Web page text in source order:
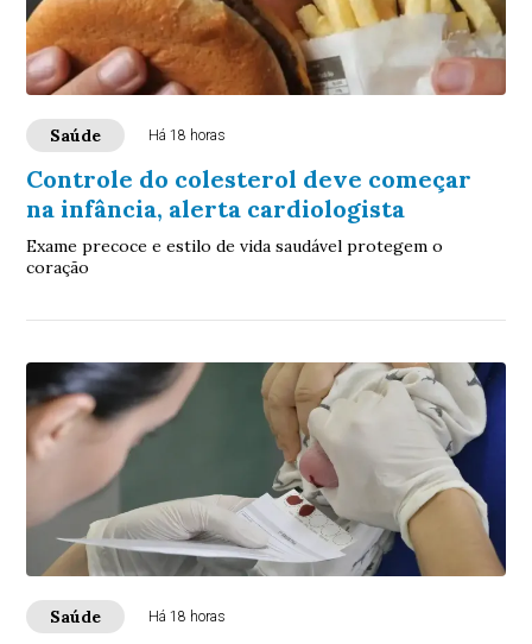
Saúde Há 18 horas
Controle do colesterol deve começar
na infância, alerta cardiologista
Exame precoce e estilo de vida saudável protegem o
coração
Saúde Há 18 horas